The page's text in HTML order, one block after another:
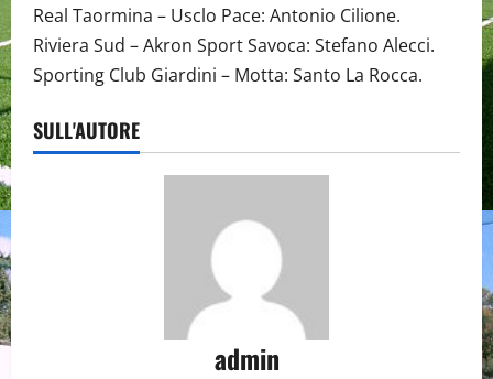
Real Taormina – Usclo Pace: Antonio Cilione.
Riviera Sud – Akron Sport Savoca: Stefano Alecci.
Sporting Club Giardini – Motta: Santo La Rocca.
SULL'AUTORE
admin